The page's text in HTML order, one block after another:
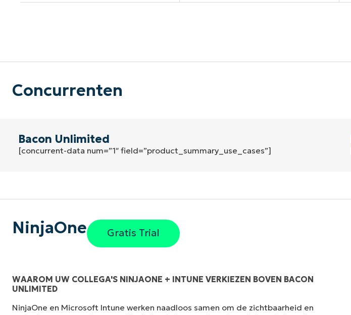
Concurrenten
Bacon Unlimited
[concurrent-data num=”1″ field=”product_summary_use_cases”]
NinjaOne Gratis Trial
WAAROM UW COLLEGA'S NINJAONE + INTUNE VERKIEZEN BOVEN BACON
UNLIMITED
NinjaOne en Microsoft Intune werken naadloos samen om de zichtbaarheid en